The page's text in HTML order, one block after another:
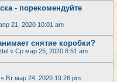
- порекомендуйте
21, 2020 10:01 am
снятие коробки?
« Ср мар 25, 2020 8:51 am
« Вт мар 24, 2020 19:26 pm